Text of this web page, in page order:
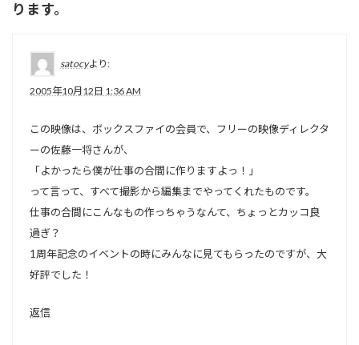
ります。
satocyより:
2005年10月12日 1:36 AM
この映像は、ボックスファイの会員で、フリーの映像ディレクタ
ーの佐藤一将さんが、
「よかったら僕が仕事の合間に作りますよっ！」
って言って、すべて撮影から編集までやってくれたものです。
仕事の合間にこんなもの作っちゃうなんて、ちょっとカッコ良
過ぎ？
1周年記念のイベントの時にみんなに見てもらったのですが、大
好評でした！
返信